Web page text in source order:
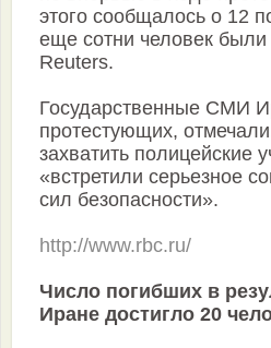
этого сообщалось о 12
еще сотни человек были
Reuters.
Государственные СМИ
протестующих,
захватить полицейские
«встретили серьезное
сил безопасности».
http://www.rbc.ru/
Число погибших в
Иране достигло 20